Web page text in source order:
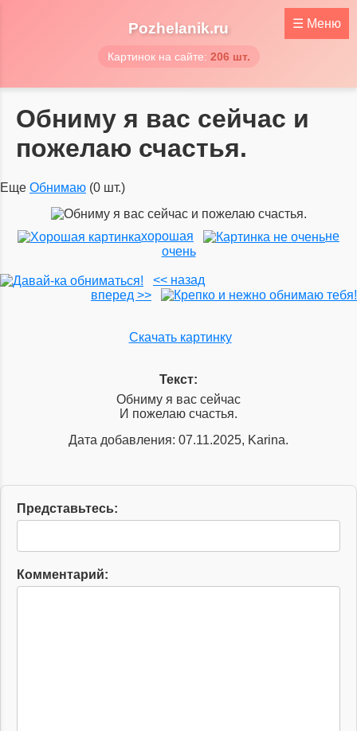
Pozhelanik.ru
Картинок на сайте: 206 шт.
☰ Меню
Обниму я вас сейчас и
пожелаю счастья.
Еще Обнимаю (0 шт.)
хорошая
не
очень
<< назад
вперед >>
Скачать картинку
Текст:
Обниму я вас сейчас
И пожелаю счастья.
Дата добавления: 07.11.2025, Karina.
Представьтесь:
Комментарий: